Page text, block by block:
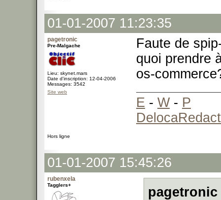
01-01-2007 11:23:35
pagetronic
Pre-Malgache
Lieu: skynet.mars
Date d'inscription: 12-04-2006
Messages: 3542
Site web
Faute de
quoi prendre
os-
E - W- P
Hors ligne
01-01-2007 15:45:26
rubenxela
Tagglers+